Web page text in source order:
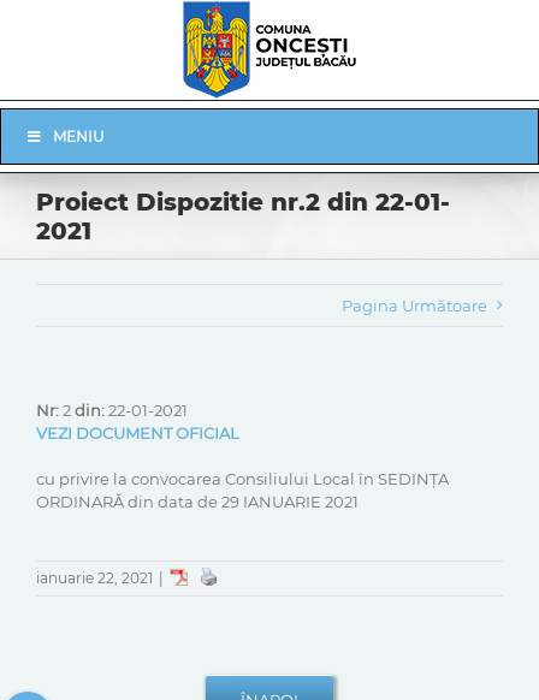
Navigation
MENIU
Proiect Dispozitie nr.2 din 22-01-
2021
Pagina Următoare
Nr:2din:22-01-2021
VEZI DOCUMENT OFICIAL
cu privire la convocarea Consiliului Local în SEDINȚA
ORDINARĂ din data de 29 IANUARIE 2021
ianuarie 22, 2021